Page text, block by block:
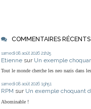
COMMENTAIRES RÉCENTS
samedi 08 août 2026 21h25
Etienne sur Un exemple
Tout le monde cherche les neo nazis dans
samedi 08 août 2026 19h51
RPM sur Un exemple choquant
Abominable !